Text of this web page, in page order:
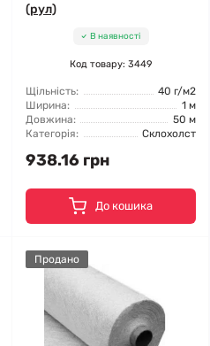
(рул)
В наявності
Код товару: 3449
Щільність:
40 г/м2
Ширина:
1 м
Довжина:
50 м
Категорія:
Склохолст
938.16 грн
До кошика
Продано